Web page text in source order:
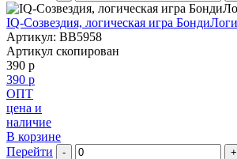
IQ-Созвездия, логическая игра
Артикул: BB5958
Артикул скопирован
390 р
390 р
ОПТ
цена и
наличие
В корзине
Перейти
- +